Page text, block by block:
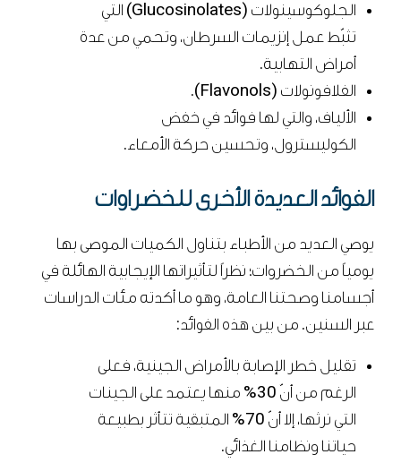
الجلوكوسينولات (Glucosinolates) التي
تثبّط عمل إنزيمات السرطان، وتحمي من عدة
أمراض التهابية.
الفلافونولات (Flavonols).
الألياف، والتي لها فوائد في خفض
الكوليسترول، وتحسين حركة الأمعاء.
الفوائد العديدة الأخرى للخضراوات
يوصي العديد من الأطباء بتناول الكميات الموصى بها
يومياً من الخضروات؛ نظراً لتأثيراتها الإيجابية الهائلة في
أجسامنا وصحتنا العامة، وهو ما أكدته مئات الدراسات
عبر السنين. من بين هذه الفوائد:
تقليل خطر الإصابة بالأمراض الجينية، فعلى
الرغم من أنّ 30% منها يعتمد على الجينات
التي نرثها، إلا أنّ 70% المتبقية تتأثر بطبيعة
حياتنا ونظامنا الغذائي.